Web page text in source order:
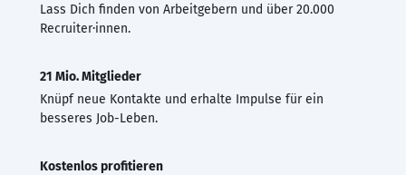
Lass Dich finden von Arbeitgebern und über 20.000
Recruiter·innen.
21 Mio. Mitglieder
Knüpf neue Kontakte und erhalte Impulse für ein
besseres Job-Leben.
Kostenlos profitieren